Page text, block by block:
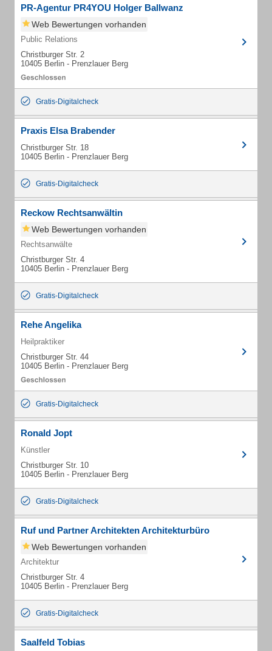
PR-Agentur PR4YOU Holger Ballwanz
Web Bewertungen vorhanden
Public Relations
Christburger Str. 2
10405 Berlin - Prenzlauer Berg
Gratis-Digitalcheck
Praxis Elsa Brabender
Christburger Str. 18
10405 Berlin - Prenzlauer Berg
Gratis-Digitalcheck
Reckow Rechtsanwältin
Web Bewertungen vorhanden
Rechtsanwälte
Christburger Str. 4
10405 Berlin - Prenzlauer Berg
Gratis-Digitalcheck
Rehe Angelika
Heilpraktiker
Christburger Str. 44
10405 Berlin - Prenzlauer Berg
Gratis-Digitalcheck
Ronald Jopt
Künstler
Christburger Str. 10
10405 Berlin - Prenzlauer Berg
Gratis-Digitalcheck
Ruf und Partner Architekten Architekturbüro
Web Bewertungen vorhanden
Architektur
Christburger Str. 4
10405 Berlin - Prenzlauer Berg
Gratis-Digitalcheck
Saalfeld Tobias